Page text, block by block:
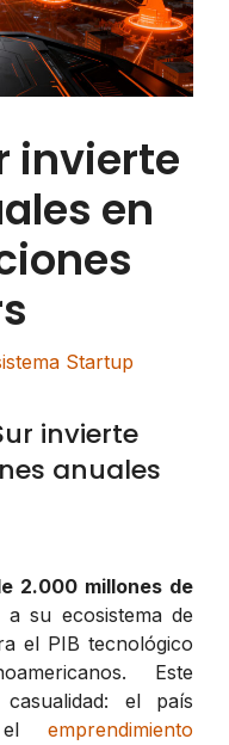
invierte
en
Startup
invierte
anuales
2.000 millones de
a su ecosistema de
el PIB tecnológico
Este
el país
el emprendimiento